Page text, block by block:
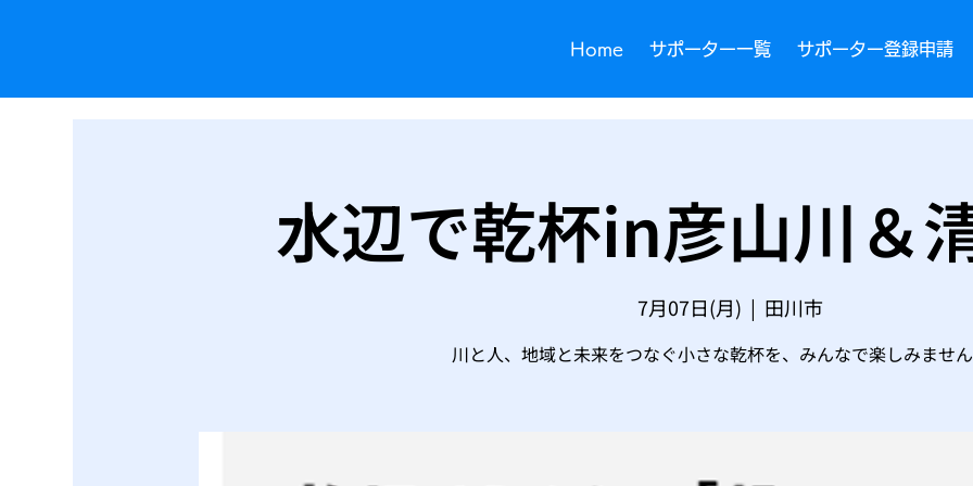
Home サポーター一覧 サポーター登録申請
水辺で乾杯in彦山川＆
7月07日(月)
  |
田川市
川と人、地域と未来をつなぐ小さな乾杯を、みんなで楽しみませ